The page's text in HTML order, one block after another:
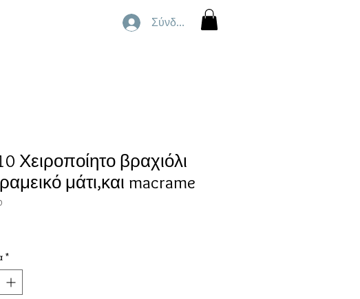
Σύνδεση
Χειροποίητο βραχιόλι
μάτι,και macrame
*